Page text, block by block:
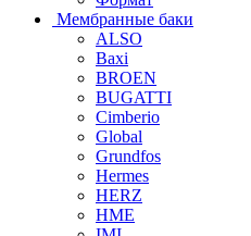
Мембранные баки
ALSO
Baxi
BROEN
BUGATTI
Cimberio
Global
Grundfos
Hermes
HERZ
HME